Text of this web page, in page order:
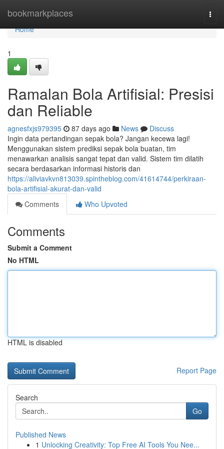
bookmarkplaces
Home
Home
1
Ramalan Bola Artifisial: Presisi
dan Reliable
agnesfxjs979395 87 days ago News
Discuss
Ingin data pertandingan sepak bola? Jangan kecewa lagi!
Menggunakan sistem prediksi sepak bola buatan, tim
menawarkan analisis sangat tepat dan valid. Sistem tim dilatih
secara berdasarkan informasi historis dan
https://aliviavkvn813039.spintheblog.com/41614744/perkiraan-
bola-artifisial-akurat-dan-valid
Comments
Who Upvoted
Comments
Submit a Comment
No HTML
HTML is disabled
Report Page
Search
Go
Published News
1 Unlocking Creativity: Top Free AI Tools You Nee...